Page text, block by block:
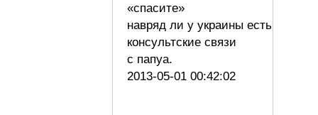
«спасите»
навряд ли у украины есть
консультские связи
с папуа.
2013-05-01 00:42:02